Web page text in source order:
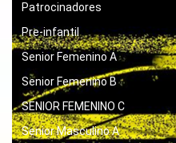
Patrocinadores
Pre-infantil
Senior Femenino A
Senior Femenino B
SENIOR FEMENINO C
Senior Masculino A